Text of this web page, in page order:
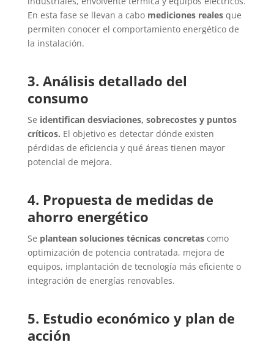
En esta fase se llevan a cabo mediciones realesque
permiten conocer el comportamiento energético de
la instalación.
3. Análisis detallado del
consumo
Se identifican desviaciones, sobrecostes y puntos
críticos. El objetivo es detectar dónde existen
pérdidas de eficiencia y qué áreas tienen mayor
potencial de mejora.
4. Propuesta de medidas de
ahorro energético
Se plantean soluciones técnicas concretascomo
optimización de potencia contratada, mejora de
equipos, implantación de tecnología más eficiente o
integración de energías renovables.
5. Estudio económico y plan de
acción